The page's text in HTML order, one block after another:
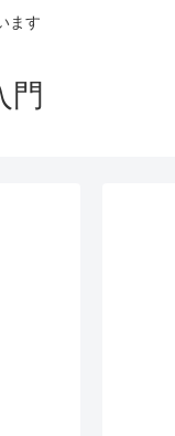
ます
門